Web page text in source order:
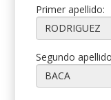
Primer apellido:
Segundo